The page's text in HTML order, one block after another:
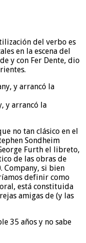
del verbo es
en la escena del
y con Fer Dente, dio
y arrancó la
no tan clásico en el
Sondheim
Furth el libreto,
de las obras de
Company, si bien
definir como
está constituida
amigas de (y las
35 años y no sabe